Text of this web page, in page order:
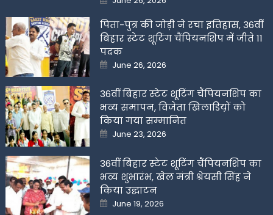
on
पिता-पुत्र की जोड़ी ने रचा इतिहास, 36वीं
बिहार स्टेट शूटिंग चैंपियनशिप में जीते 11
पदक
Posted
on
June 26, 2026
36वीं बिहार स्टेट शूटिंग चैंपियनशिप का
भव्य समापन, विजेता खिलाडिय़ों को
किया गया सम्मानित
Posted
on
June 23, 2026
36वीं बिहार स्टेट शूटिंग चैंपियनशिप का
भव्य शुभारंभ, खेल मंत्री श्रेयसी सिंह ने
किया उद्घाटन
Posted
on
June 19, 2026